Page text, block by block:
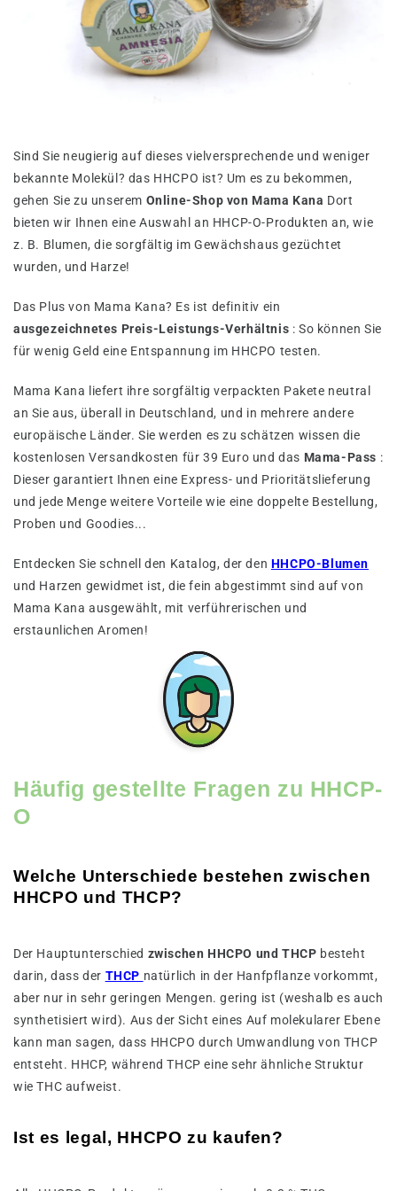
Sind Sie neugierig auf dieses vielversprechende und weniger
bekannte Molekül? das HHCPO ist? Um es zu bekommen,
gehen Sie zu unserem Online-Shop von Mama Kana Dort
bieten wir Ihnen eine Auswahl an HHCP-O-Produkten an, wie
z. B. Blumen, die sorgfältig im Gewächshaus gezüchtet
wurden, und Harze!
Das Plus von Mama Kana? Es ist definitiv ein
ausgezeichnetes Preis-Leistungs-Verhältnis : So können Sie
für wenig Geld eine Entspannung im HHCPO testen.
Mama Kana liefert ihre sorgfältig verpackten Pakete neutral
an Sie aus, überall in Deutschland, und in mehrere andere
europäische Länder. Sie werden es zu schätzen wissen die
kostenlosen Versandkosten für 39 Euro und das Mama-Pass :
Dieser garantiert Ihnen eine Express- und Prioritätslieferung
und jede Menge weitere Vorteile wie eine doppelte Bestellung,
Proben und Goodies...
Entdecken Sie schnell den Katalog, der den HHCPO-Blumen
und Harzen gewidmet ist, die fein abgestimmt sind auf von
Mama Kana ausgewählt, mit verführerischen und
erstaunlichen Aromen!
Häufig gestellte Fragen zu HHCP-
O
Welche Unterschiede bestehen zwischen
HHCPO und THCP?
Der Hauptunterschied zwischen HHCPO und THCP besteht
darin, dass der THCP natürlich in der Hanfpflanze vorkommt,
aber nur in sehr geringen Mengen. gering ist (weshalb es auch
synthetisiert wird). Aus der Sicht eines Auf molekularer Ebene
kann man sagen, dass HHCPO durch Umwandlung von THCP
entsteht. HHCP, während THCP eine sehr ähnliche Struktur
wie THC aufweist.
Ist es legal, HHCPO zu kaufen?